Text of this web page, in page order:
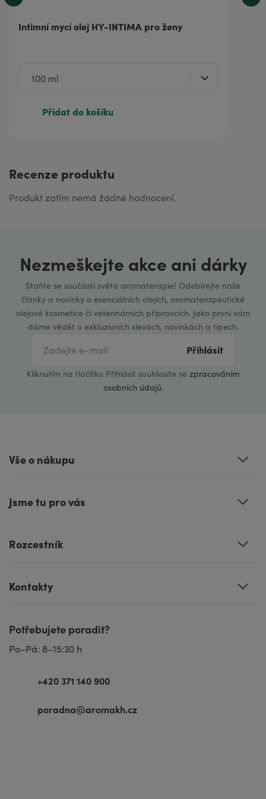
Intimní mycí olej HY-INTIMA pro ženy
Přidat do košíku
Recenze produktu
Produkt zatím nemá žádné hodnocení.
Nezmeškejte akce ani dárky
Staňte se součástí světa aromaterapie! Odebírejte naše
články a novinky o esenciálních olejích, aromaterapeutické
olejové kosmetice či veterinárních přípravcích. Jako první vám
dáme vědět o exkluzivních slevách, novinkách a tipech.
Přihlásit
Kliknutím na tlačítko Přihlásit souhlasíte se zpracováním
osobních údajů.
Vše o nákupu
Jsme tu pro vás
Rozcestník
Kontakty
Potřebujete poradit?
Po–Pá: 8–15:30 h
+420 371 140 900
poradna@aromakh.cz